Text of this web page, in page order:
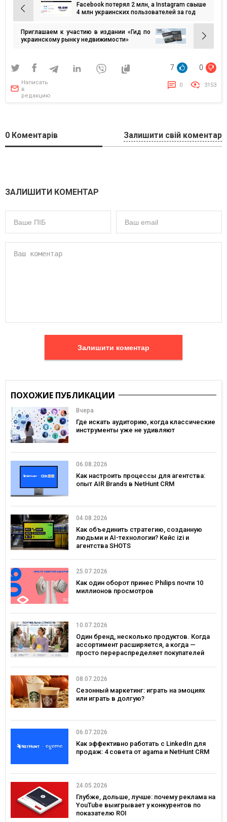
Навигация
по
записям
Facebook потерял 2 млн, а Instagram свыше
4 млн украинских пользователей за год
Приглашаем к участию в издании «Гид по
украинскому рынку недвижимости»
7 0
Написать
в
редакцию
0 3153
0 Коментарів Залишити свій коментар
ЗАЛИШИТИ КОМЕНТАР
Залишити коментар
ПОХОЖИЕ ПУБЛИКАЦИИ
Вчера
Где искать аудиторию, когда классические
инструменты уже не удивляют
06.08.2026
Как настроить процессы для агентства:
опыт AIR Brands в NetHunt CRM
04.08.2026
Как объединить стратегию, созданную
людьми и AI-технологии? Кейс izi и
агентства SHOTS
25.07.2026
Как один оборот принес Philips почти 10
миллионов просмотров
10.07.2026
Один бренд, несколько продуктов. Когда
ассортимент расширяется, а когда —
просто перераспределяет покупателей
08.07.2026
Сезонный маркетинг: играть на эмоциях
или играть в долгую?
06.07.2026
Как эффективно работать с LinkedIn для
продаж: 4 совета от agama и NetHunt CRM
24.05.2026
Глубже, дольше, лучше: почему реклама на
YouTube выигрывает у конкурентов по
показателю ROI